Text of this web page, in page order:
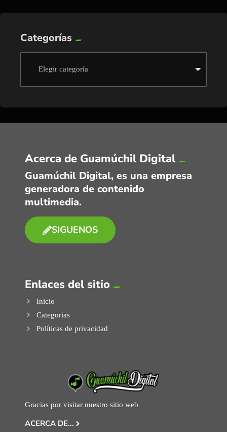
Categorías
Acerca de Guamúchil Digital
Guamúchil Digital, es una empresa
generadora de contenido
multimedia.
SIGUENOS
Enlaces del sitio
Inicio
Categorias
Políticas de privacidad
Gracias por visitar nuestro sitio web
ACERCA DE...